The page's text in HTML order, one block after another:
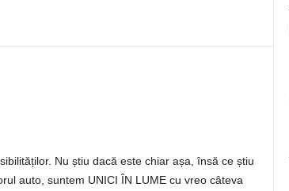
Nu știu dacă este chiar așa, însă ce știu
auto, suntem UNICI ÎN LUME cu vreo câteva